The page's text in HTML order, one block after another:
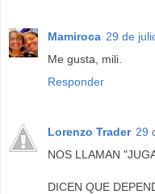
Mamiroca 29 de
Me gusta, mili.
Responder
Lorenzo Trader 29
NOS LLAMAN
DICEN QUE